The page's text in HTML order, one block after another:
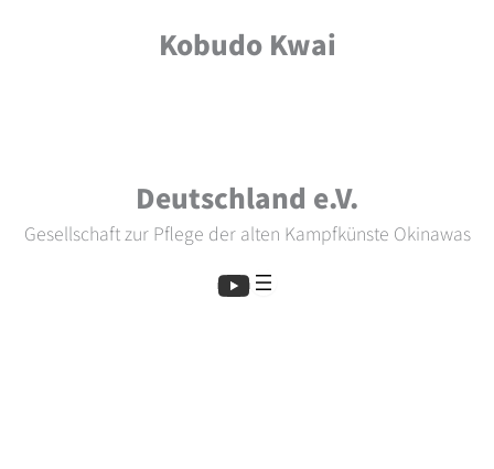
Kobudo Kwai
Deutschland e.V.
Gesellschaft zur Pflege der alten Kampfkünste Okinawas